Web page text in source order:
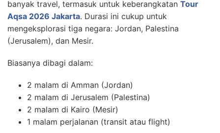
banyak travel, termasuk untuk keberangkatan Tour
Aqsa 2026 Jakarta. Durasi ini cukup untuk
mengeksplorasi tiga negara: Jordan, Palestina
(Jerusalem), dan Mesir.
Biasanya dibagi dalam:
2 malam di Amman (Jordan)
2 malam di Jerusalem (Palestina)
2 malam di Kairo (Mesir)
1 malam perjalanan (transit atau flight)